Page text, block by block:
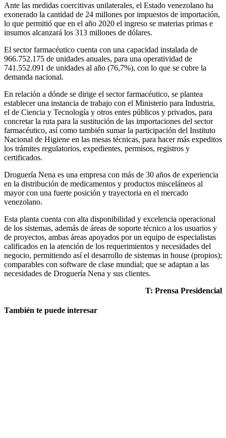
Ante las medidas coercitivas unilaterales, el Estado venezolano ha
exonerado la cantidad de 24 millones por impuestos de importación,
lo que permitió que en el año 2020 el ingreso se materias primas e
insumos alcanzará los 313 millones de dólares.
El sector farmacéutico cuenta con una capacidad instalada de
966.752.175 de unidades anuales, para una operatividad de
741.552.091 de unidades al año (76,7%), con lo que se cubre la
demanda nacional.
En relación a dónde se dirige el sector farmacéutico, se plantea
establecer una instancia de trabajo con el Ministerio para Industria,
el de Ciencia y Tecnología y otros entes públicos y privados, para
concretar la ruta para la sustitución de las importaciones del sector
farmacéutico, así como también sumar la participación del Instituto
Nacional de Higiene en las mesas técnicas, para hacer más expeditos
los trámites regulatorios, expedientes, permisos, registros y
certificados.
Droguería Nena es una empresa con más de 30 años de experiencia
en la distribución de medicamentos y productos misceláneos al
mayor con una fuerte posición y trayectoria en el mercado
venezolano.
Esta planta cuenta con alta disponibilidad y excelencia operacional
de los sistemas, además de áreas de soporte técnico a los usuarios y
de proyectos, ambas áreas apoyados por un equipo de especialistas
calificados en la atención de los requerimientos y necesidades del
negocio, permitiendo así el desarrollo de sistemas in house (propios);
comparables con software de clase mundial; que se adaptan a las
necesidades de Droguería Nena y sus clientes.
T: Prensa Presidencial
También te puede interesar